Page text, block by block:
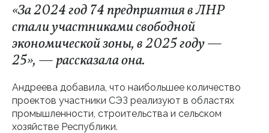
«За 2024 год 74 предприятия в ЛНР
стали участниками свободной
экономической зоны, в 2025 году —
25», — рассказала она.
Андреева добавила, что наибольшее количество
проектов участники СЭЗ реализуют в областях
промышленности, строительства и сельском
хозяйстве Республики.